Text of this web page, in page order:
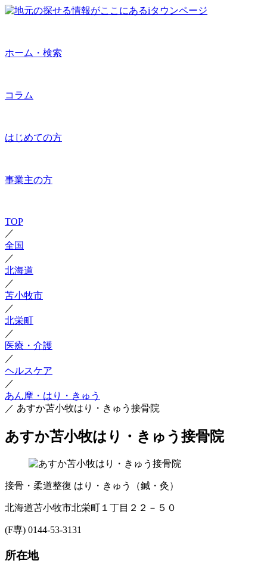
ホーム・検索
コラム
はじめての方
事業主の方
TOP
／
全国
／
北海道
／
苫小牧市
／
北栄町
／
医療・介護
／
ヘルスケア
／
あん摩・はり・きゅう
／ あすか苫小牧はり・きゅう接骨院
あすか苫小牧はり・きゅう接骨院
接骨・柔道整復 はり・きゅう（鍼・灸）
北海道苫小牧市北栄町１丁目２２－５０
(F専) 0144-53-3131
所在地